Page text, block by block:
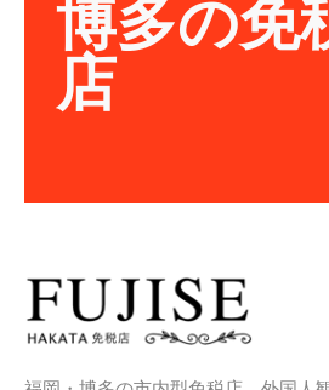
博多の免
店